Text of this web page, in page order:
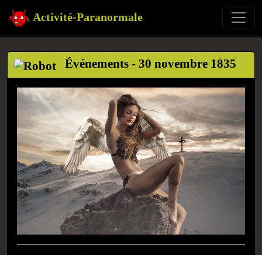
Activité-Paranormale
Événements - 30 novembre 1835